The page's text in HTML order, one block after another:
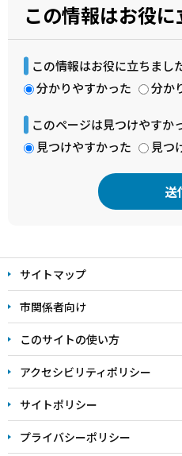
この情報はお役
この情報はお役に立ちまし
分かりやすかった
分か
このページは見つけやすか
見つけやすかった
見つ
文
こ
こ
ま
で
サイトマップ
市関係者向け
このサイトの使い方
アクセシビリティポリシー
サイトポリシー
プライバシーポリシー